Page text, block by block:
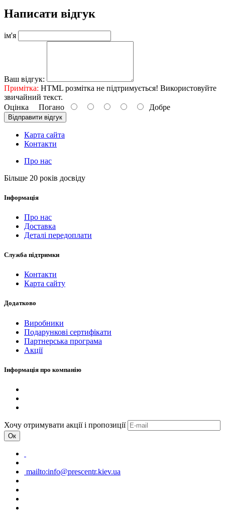
Написати відгук
ім'я
Ваш відгук:
Примітка: HTML розмітка не підтримується! Використовуйте
звичайний текст.
Оцінка Погано Добре
Відправити відгук
Карта сайта
Контакти
Про нас
Більше 20 років досвіду
Інформація
Про нас
Доставка
Деталі передоплати
Служба підтримки
Контакти
Карта сайту
Додатково
Виробники
Подарункові сертифікати
Партнерська програма
Акції
Інформація про компанію
Хочу отримувати акції і пропозиції
Ок
mailto:info@prescentr.kiev.ua